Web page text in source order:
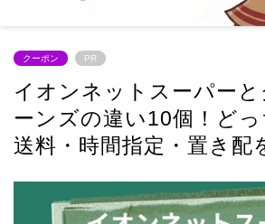
クーポン PR
イオンネットスーパー
ーンズの違い10個！どっ
送料・時間指定・置き配